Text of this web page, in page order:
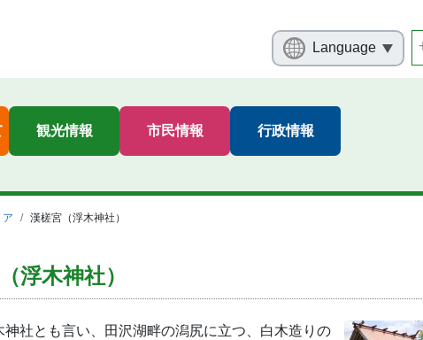
Language
観光情報 市民情報 行政情報
漢槎宮（浮木神社）
浮木神社）
神社とも言い、田沢湖畔の潟尻に立つ、白木造りの